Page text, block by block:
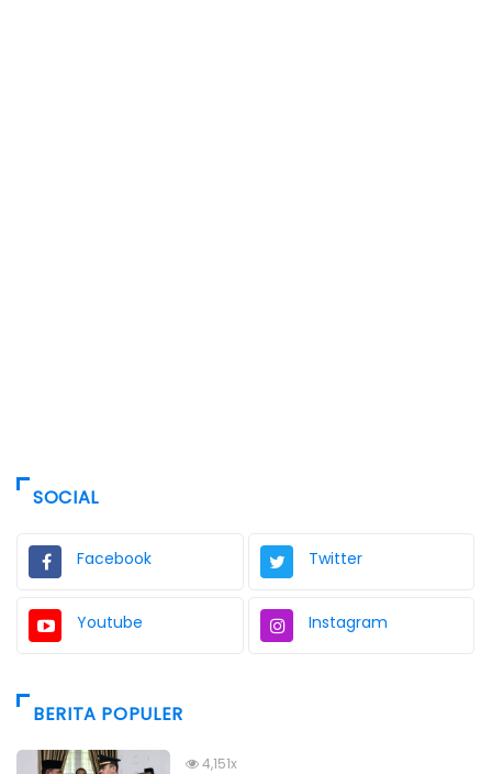
SOCIAL
Facebook Twitter
Youtube Instagram
BERITA POPULER
4,151x